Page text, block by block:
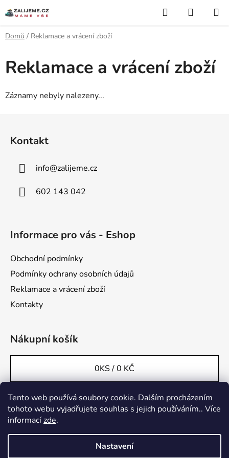
Tento web používá soubory cookie. Dalším procházením
tohoto webu vyjadřujete souhlas s jejich používáním.. Více
informacízde.
Nastavení
na
obsah
Hledat
KOŠÍK
Domů / Reklamace a vrácení zboží
Reklamace a vrácení zboží
Záznamy nebyly nalezeny...
Kontakt
info@zalijeme.cz
602 143 042
Informace pro vás - Eshop
Obchodní podmínky
Podmínky ochrany osobních údajů
Reklamace a vrácení zboží
Kontakty
Nákupní košík
0KS /0 KČ
Přijímáme online platby